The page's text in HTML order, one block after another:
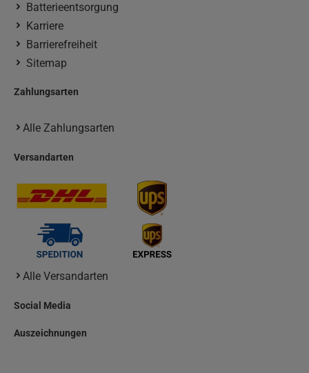
Batterieentsorgung
Karriere
Barrierefreiheit
Sitemap
Zahlungsarten
Alle Zahlungsarten
Versandarten
Alle Versandarten
Social Media
Auszeichnungen